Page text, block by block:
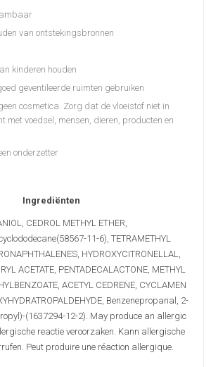
van ontstekingsbronnen
kinderen houden
geventileerde ruimten gebruiken
cosmetica. Zorg dat de vloeistof niet in
met voedsel, mensen, dieren, producten en
onderzetter
Ingrediënten
CEDROL METHYL ETHER,
11-6), TETRAMETHYL
HYDROXYCITRONELLAL,
ACETATE, PENTADECALACTONE, METHYL
ACETYL CEDRENE, CYCLAMEN
Benzenepropanal, 2-
(1637294-12-2). May produce an allergic
reactie veroorzaken. Kann allergische
Peut produire une réaction allergique.